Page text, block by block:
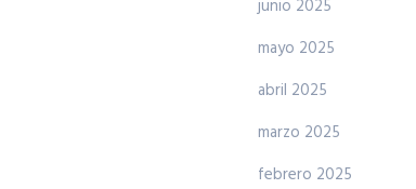
junio 2025
mayo 2025
abril 2025
marzo 2025
febrero 2025